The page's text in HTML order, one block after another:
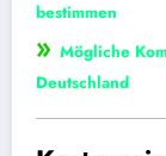
bestimmen
» Mögliche
Deutschland